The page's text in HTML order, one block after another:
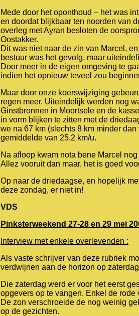
Mede door het oponthoud – het was
en doordat blijkbaar ten noorden van
overleg met Ayran besloten de
Oostakker.
Dit was niet naar de zin van Marcel,
bestuur was het gevolg, maar
Door meer in de eigen omgeving te
indien het opnieuw teveel zou
Maar door onze koerswijziging
regen meer. Uiteindelijk werden nog
Ginstbronnen in Moortsele en de
in vorm blijken te zitten met de
we na 67 km (slechts 8 km minder
gemiddelde van 25,2 km/u.
Na afloop kwam nota bene Marcel
Allez vooruit dan maar, het is goed
Op naar de driedaagse, en hopelijk
deze zondag, er niet in!
VDS
Pinksterweekend 27-28 en 29 mei
Interview met enkele overlevenden :
Als vaste schrijver van deze rubriek
verdwijnen aan de horizon op
Die zaterdag werd er voor het eerst
opgevers op te vangen. Enkel de rode
De zon verschroeide de nog weinig
op de gezichten.